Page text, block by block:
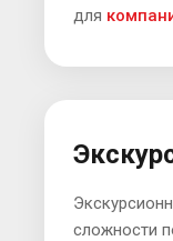
для
сложности